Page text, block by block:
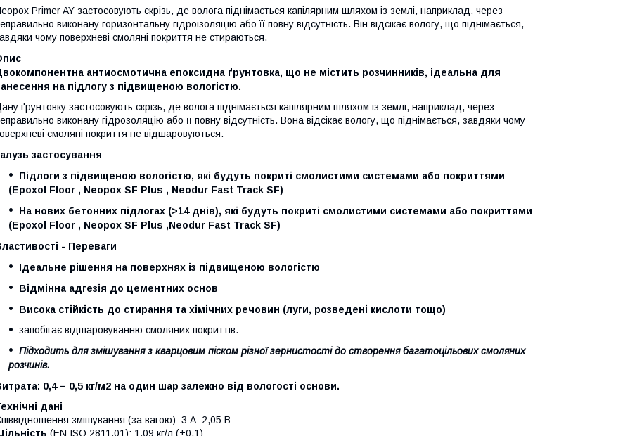
Primer AY застосовують скрізь, де волога піднімається капілярним шляхом із землі, наприклад, через
виконану горизонтальну гідроізоляцію або її повну відсутність. Він відсікає вологу, що піднімається,
чому поверхневі смоляні покриття не стираються.
антиосмотична епоксидна ґрунтовка, що не містить розчинників, ідеальна для
на підлогу з підвищеною вологістю.
ґрунтовку застосовують скрізь, де волога піднімається капілярним шляхом із землі, наприклад, через
виконану гідрозоляцію або її повну відсутність. Вона відсікає вологу, що піднімається, завдяки чому
смоляні покриття не відшаровуються.
застосування
Підлоги з підвищеною вологістю, які будуть покриті смолистими системами або покриттями
(Epoxol Floor , Neopox SF Plus , Neodur Fast Track SF)
На нових бетонних підлогах (>14 днів), які будуть покриті смолистими системами або покриттями
(Epoxol Floor , Neopox SF Plus ,Neodur Fast Track SF)
- Переваги
Ідеальне рішення на поверхнях із підвищеною вологістю
Відмінна адгезія до цементних основ
Висока стійкість до стирання та хімічних речовин (луги, розведені кислоти тощо)
запобігає відшаровуванню смоляних покриттів.
Підходить для змішування з кварцовим піском різної зернистості до створення багатоцільових смоляних
розчинів.
0,4 – 0,5 кг/м2 на один шар залежно від вологості основи.
дані
змішування (за вагою): 3 A: 2,05 B
(EN ISO 2811.01): 1,09 кг/л (±0,1)